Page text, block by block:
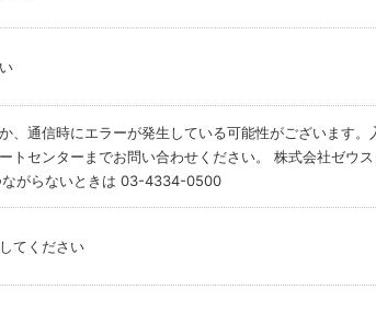
、通信時にエラーが発生している可能性がございます
トセンターまでお問い合わせください。 株式会社ゼウ
がらないときは 03-4334-0500
てください